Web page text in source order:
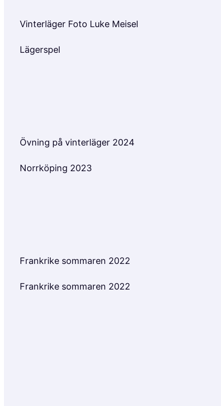
Vinterläger Foto Luke Meisel
Lägerspel
Övning på vinterläger 2024
Norrköping 2023
Frankrike sommaren 2022
Frankrike sommaren 2022